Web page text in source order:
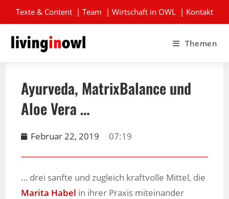
Texte & Content | Team | Wirtschaft in OWL | Kontakt
Themen
Ayurveda, MatrixBalance und
Aloe Vera …
Februar 22, 2019 07:19
… drei sanfte und zugleich kraftvolle Mittel, die
Marita Habel in ihrer Praxis miteinander